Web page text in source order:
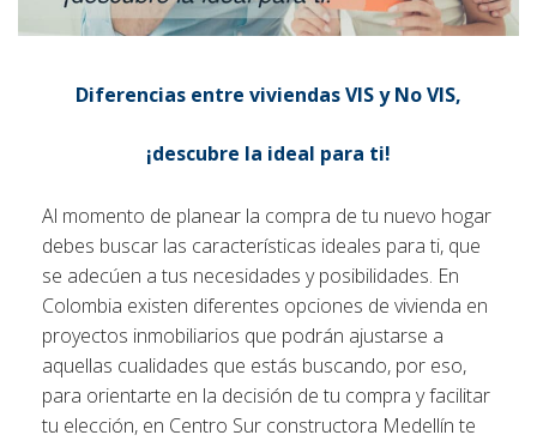
Diferencias entre viviendas VIS y No VIS,
¡descubre la ideal para ti!
Al momento de planear la compra de tu nuevo hogar
debes buscar las características ideales para ti, que
se adecúen a tus necesidades y posibilidades. En
Colombia existen diferentes opciones de vivienda en
proyectos inmobiliarios que podrán ajustarse a
aquellas cualidades que estás buscando, por eso,
para orientarte en la decisión de tu compra y facilitar
tu elección, en Centro Sur constructora Medellín te